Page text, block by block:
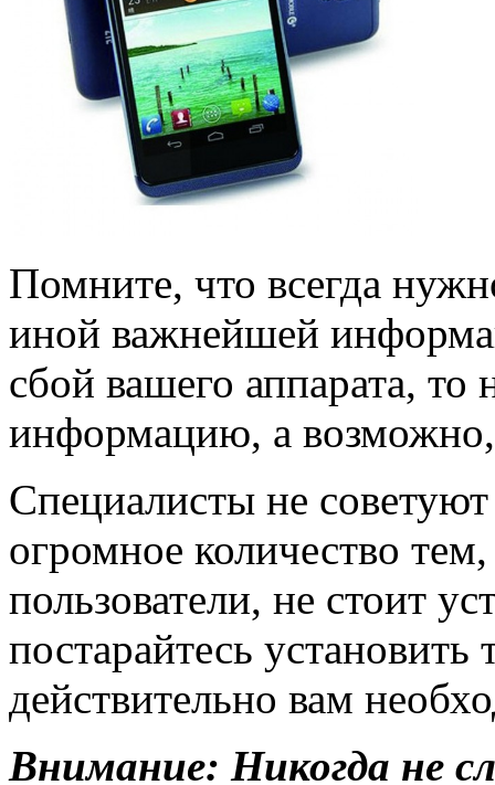
Помните, что всегда
иной важнейшей
сбой вашего аппарата, то
информацию, а возможно,
Специалисты не
огромное количество
пользователи, не стоит
постарайтесь
действительно вам
Внимание: Никогда не